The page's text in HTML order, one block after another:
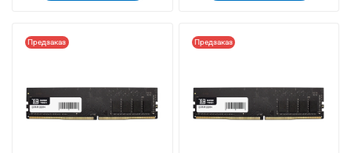
Предзаказ Предзаказ